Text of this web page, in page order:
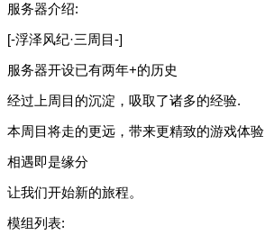
服务器介绍:
[-浮泽风纪·三周目-]
服务器开设已有两年+的历史
经过上周目的沉淀，吸取了诸多的经验.
本周目将走的更远，带来更精致的游戏体验
相遇即是缘分
让我们开始新的旅程。
模组列表: